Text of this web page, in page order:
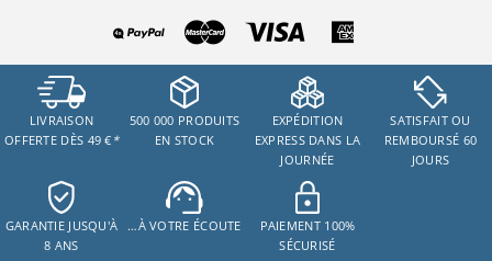
LIVRAISON
OFFERTE DÈS 49 € *
500 000 PRODUITS
EN STOCK
EXPÉDITION
EXPRESS DANS LA
JOURNÉE
SATISFAIT OU
REMBOURSÉ 60
JOURS
GARANTIE JUSQU'À
8 ANS
…À VOTRE ÉCOUTE
PAIEMENT 100%
SÉCURISÉ